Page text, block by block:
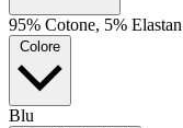
95% Cotone, 5% Elastan
Colore
Blu